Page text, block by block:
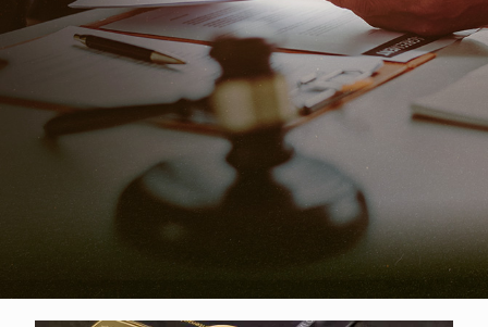
高雄當舖 黃金借款 >
【黃金買賣教學】教你如何談出滿意
的黃金買賣價錢！